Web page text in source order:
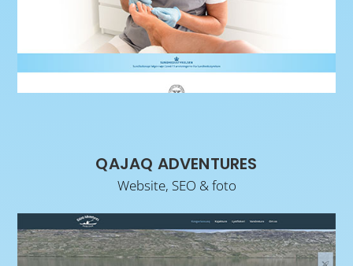
QAJAQ ADVENTURES
Website, SEO & foto